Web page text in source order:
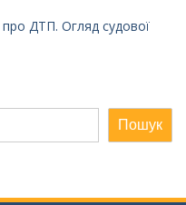
ДТП. Огляд судової
Пошук